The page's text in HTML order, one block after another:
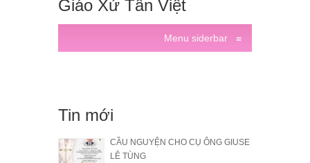
Giáo Xứ Tân Việt
Menu siderbar ≡
Tin mới
CẦU NGUYỆN CHO CỤ ÔNG GIUSE
LÊ TÙNG